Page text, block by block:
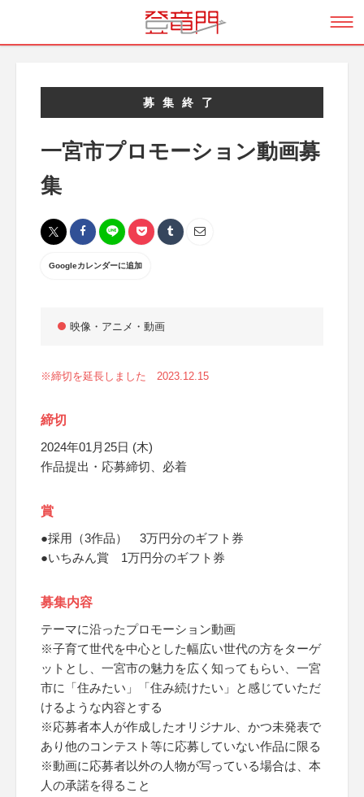
募集終了
一宮市プロモーション動画募
集
Googleカレンダーに追加
映像・アニメ・動画
※締切を延長しました 2023.12.15
締切
2024年01月25日 (木)
作品提出・応募締切、必着
賞
●採用（3作品） 3万円分のギフト券
●いちみん賞 1万円分のギフト券
募集内容
テーマに沿ったプロモーション動画
※子育て世代を中心とした幅広い世代の方をターゲ
ットとし、一宮市の魅力を広く知ってもらい、一宮
市に「住みたい」「住み続けたい」と感じていただ
けるような内容とする
※応募者本人が作成したオリジナル、かつ未発表で
あり他のコンテスト等に応募していない作品に限る
※動画に応募者以外の人物が写っている場合は、本
人の承諾を得ること